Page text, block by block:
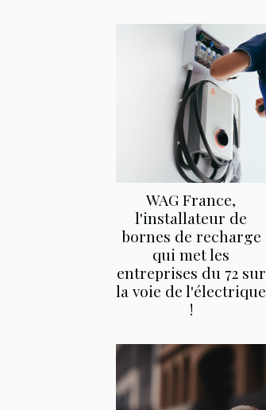
WAG France,
l'installateur de
bornes de recharge
qui met les
entreprises du 72 sur
la voie de l'électrique
!